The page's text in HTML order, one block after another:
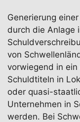
Generierung
durch die Anlage
von
vorwiegend in
Schuldtiteln in
oder quasi-
Unternehmen in
werden. Bei